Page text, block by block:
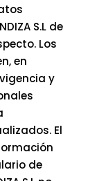
S.L de
Los
en
y
El
de